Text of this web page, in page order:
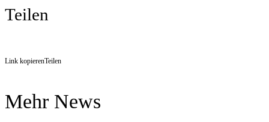
Teilen
Link kopierenTeilen
Mehr News